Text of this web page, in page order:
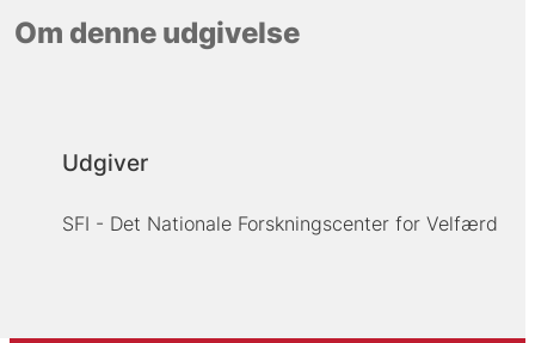
Om denne udgivelse
Udgiver
SFI - Det Nationale Forskningscenter for Velfærd